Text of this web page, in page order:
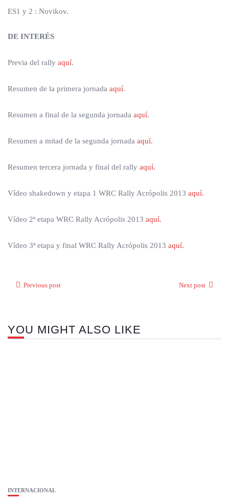
ES1 y 2 : Novikov.
DE INTERÉS
Previa del rally aquí.
Resumen de la primera jornada aquí.
Resumen a final de la segunda jornada aquí.
Resumen a mitad de la segunda jornada aquí.
Resumen tercera jornada y final del rally aquí.
Vídeo shakedown y etapa 1 WRC Rally Acrópolis 2013 aquí.
Vídeo 2ª etapa WRC Rally Acrópolis 2013 aquí.
Vídeo 3ª etapa y final WRC Rally Acrópolis 2013 aquí.
Previous post Next post
YOU MIGHT ALSO LIKE
INTERNACIONAL